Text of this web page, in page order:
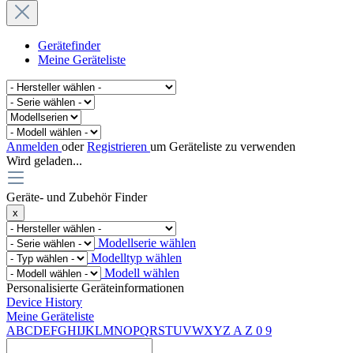
Gerätefinder
Meine Geräteliste
Anmelden oderRegistrieren um Geräteliste zu verwenden
Wird geladen...
Geräte- und Zubehör Finder
x
Modellserie wählen
Modelltyp wählen
Modell wählen
Personalisierte Geräteinformationen
Device History
Meine Geräteliste
ABCDEFGHIJKLMNOPQRSTUVWXYZ A Z 0 9